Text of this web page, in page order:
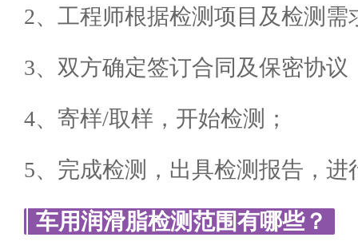
2、工程师根据检测项目及检测需
3、双方确定签订合同及保密协议
4、寄样/取样，开始检测；
5、完成检测，出具检测报告，进
车用润滑脂检测范围有哪些？